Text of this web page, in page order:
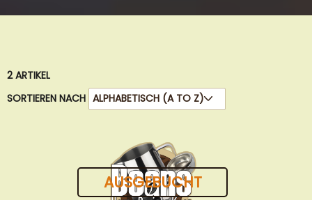
2ARTIKEL
SORTIEREN NACH
AUSGEBUCHT